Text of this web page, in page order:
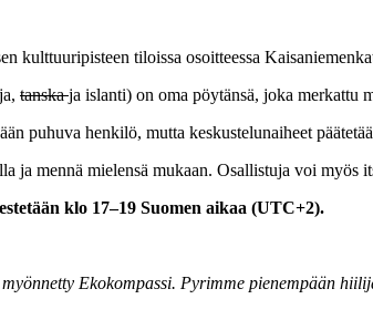
kulttuuripisteen tiloissa osoitteessa
tanskaja islanti) on oma pöytänsä, joka merkattu
puhuva henkilö, mutta keskustelunaiheet
ja mennä mielensä mukaan. Osallistuja voi
klo 17–19 Suomen aikaa (UTC+2).
Ekokompassi. Pyrimme pienempään